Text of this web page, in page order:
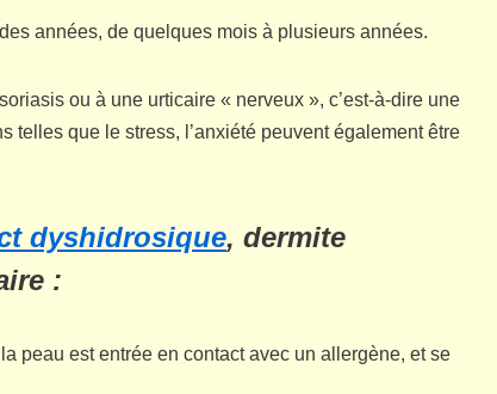
années, de quelques mois à plusieurs années.
ou à une urticaire « nerveux », c’est-à-dire une
telles que le stress, l’anxiété peuvent également être
dyshidrosique, dermite
:
peau est entrée en contact avec un allergène, et se